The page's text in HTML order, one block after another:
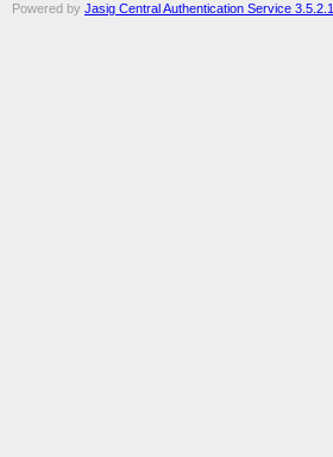
Powered by Jasig Central Authentication Service 3.5.2.1